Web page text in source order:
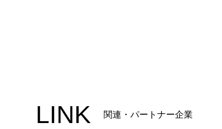
LINK 関連・パートナー企業